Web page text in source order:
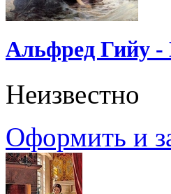
Альфред Гийу
Неизвестно
Оформить и